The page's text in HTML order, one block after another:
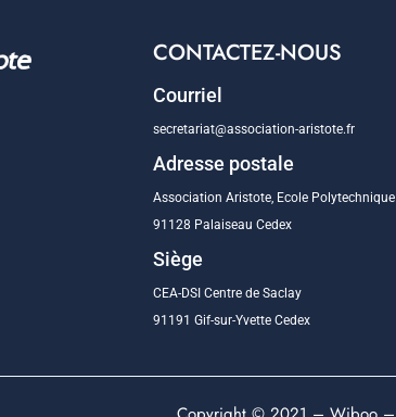
CONTACTEZ-NOUS
Courriel
secretariat@association-aristote.fr
Adresse postale
Association Aristote, Ecole Polytechnique
91128 Palaiseau Cedex
Siège
CEA-DSI Centre de Saclay
91191 Gif-sur-Yvette Cedex